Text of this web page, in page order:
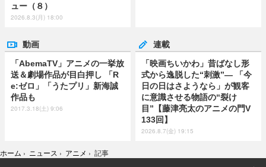
ュー（８）
2026.8.3(月) 18:00
動画
「AbemaTV」アニメの一挙放
送＆劇場作品が目白押し 「R
e:ゼロ」「うたプリ」新海誠
作品も
2017.3.18(土) 9:06
連載
「映画ちいかわ」昔ばなし形
式から逸脱した“刺激”― 「今
日の日はさようなら」が観客
に意識させる物語の“裂け
目”【藤津亮太のアニメの門V
133回】
2026.8.7(金) 19:15
ホーム › ニュース › アニメ › 記事